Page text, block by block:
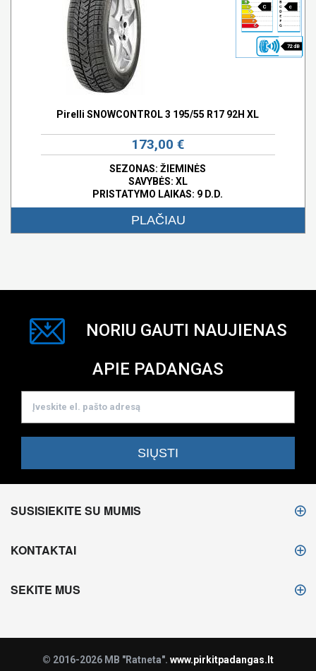
C c
72 dB
Pirelli SNOWCONTROL 3 195/55 R17 92H XL
173,00 €
SEZONAS: ŽIEMINĖS
SAVYBĖS: XL
PRISTATYMO LAIKAS: 9 D.D.
PLAČIAU
NORIU GAUTI NAUJIENAS
APIE PADANGAS
SUSISIEKITE SU MUMIS
KONTAKTAI
SEKITE MUS
© 2016-2026 MB "Ratneta". www.pirkitpadangas.lt